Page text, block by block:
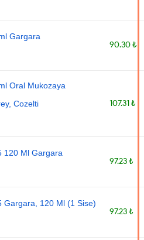
Gargara
90.30 ₺
Oral Mukozaya
Cozelti
107.31 ₺
120 Ml Gargara
97.23 ₺
Gargara, 120 Ml (1 Sise)
97.23 ₺